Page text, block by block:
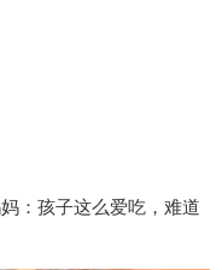
：孩子这么爱吃，难道